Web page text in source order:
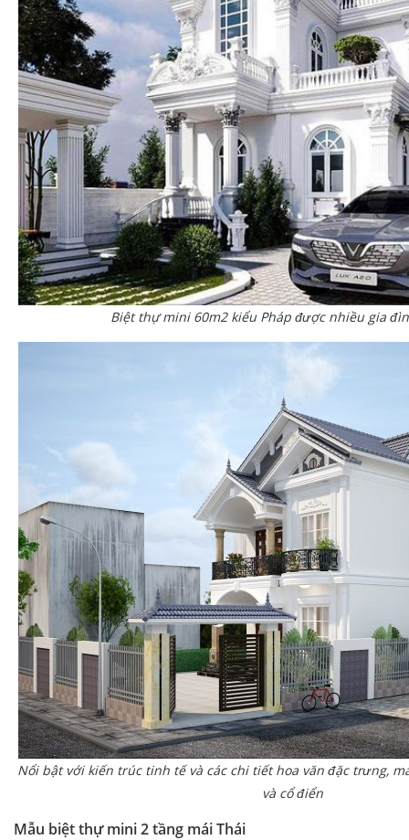
Biệt thự mini 60m2 kiểu Pháp được nhiều gia
Nổi bật với kiến trúc tinh tế và các chi tiết hoa văn đặc trưng,
và cổ điển
Mẫu biệt thự mini 2 tầng mái Thái